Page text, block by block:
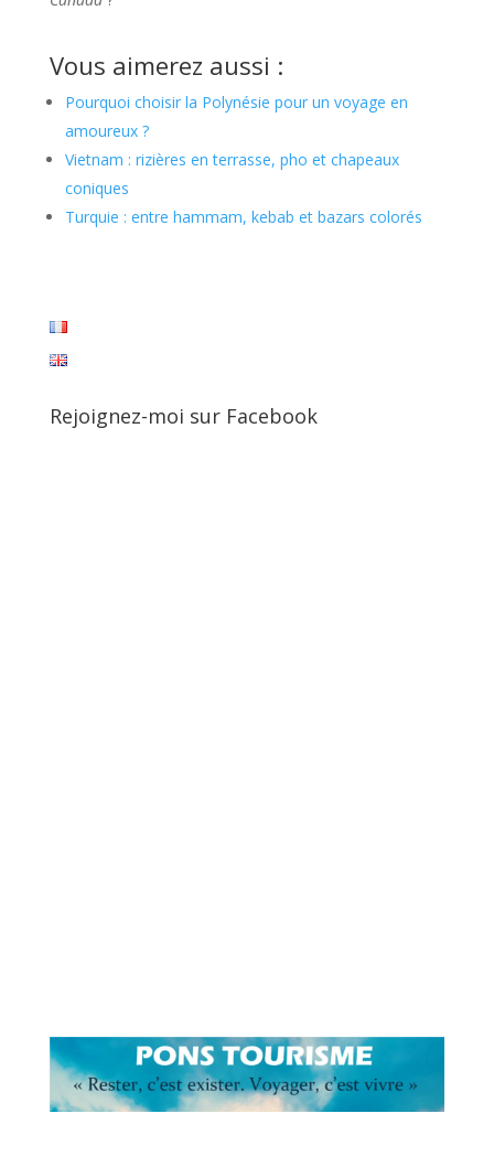
Vous aimerez aussi :
Pourquoi choisir la Polynésie pour un voyage en
amoureux ?
Vietnam : rizières en terrasse, pho et chapeaux
coniques
Turquie : entre hammam, kebab et bazars colorés
Rejoignez-moi sur Facebook